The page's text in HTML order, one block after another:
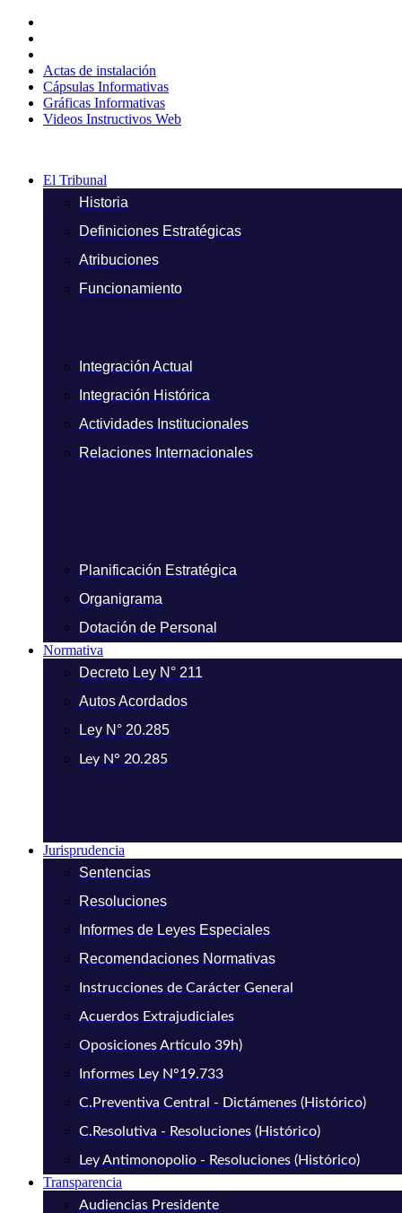
contenido
Actas de instalación
Cápsulas Informativas
Gráficas Informativas
Videos Instructivos Web
El Tribunal
Historia
Definiciones Estratégicas
Atribuciones
Funcionamiento
Integración Actual
Integración Histórica
Actividades Institucionales
Relaciones Internacionales
Planificación Estratégica
Organigrama
Dotación de Personal
Normativa
Decreto Ley N° 211
Autos Acordados
Ley N° 20.285
Ley N° 20.285
Jurisprudencia
Sentencias
Resoluciones
Informes de Leyes Especiales
Recomendaciones Normativas
Instrucciones de Carácter General
Acuerdos Extrajudiciales
Oposiciones Artículo 39h)
Informes Ley N°19.733
C.Preventiva Central - Dictámenes (Histórico)
C.Resolutiva - Resoluciones (Histórico)
Ley Antimonopolio - Resoluciones (Histórico)
Transparencia
Audiencias Presidente